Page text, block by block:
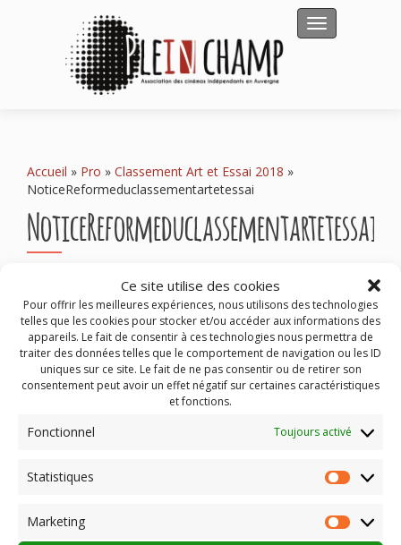
Ce site utilise des cookies
Pour offrir les meilleures expériences, nous utilisons des technologies
telles que les cookies pour stocker et/ou accéder aux informations des
appareils. Le fait de consentir à ces technologies nous permettra de
traiter des données telles que le comportement de navigation ou les ID
uniques sur ce site. Le fait de ne pas consentir ou de retirer son
consentement peut avoir un effet négatif sur certaines caractéristiques
et fonctions.
Fonctionnel Toujours activé
Statistiques
Marketing
Afficher/
Accueil » Pro » Classement Art et Essai 2018 »
NoticeReformeduclassementartetessai
NoticeReformeduclassementartetessai
Rechercher :
PLEIN CHAMP
Pôle 22 bis impasse Bonnabaud